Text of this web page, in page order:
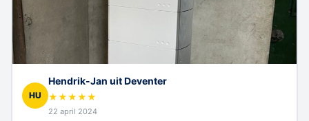
HU
Hendrik-Jan uit Deventer
★★★★★
22 april 2024